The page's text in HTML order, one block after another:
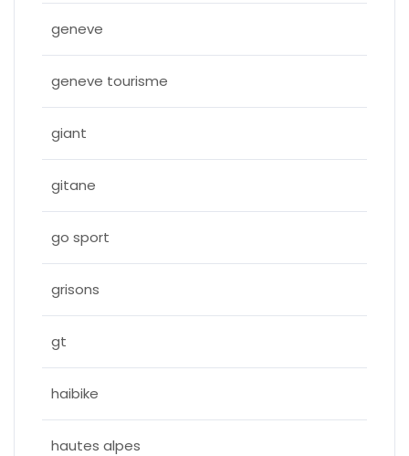
geneve
geneve tourisme
giant
gitane
go sport
grisons
gt
haibike
hautes alpes